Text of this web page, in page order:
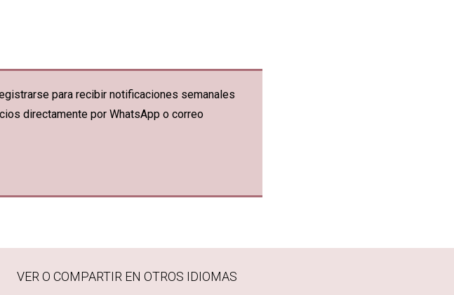
para recibir notificaciones semanales
directamente por WhatsApp o correo
VER O COMPARTIR EN OTROS IDIOMAS